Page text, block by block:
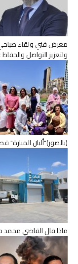
معرض فني ولقاء
ولتعزيز التواصل
(بالصور)"ألبان
ماذا قال القاضي